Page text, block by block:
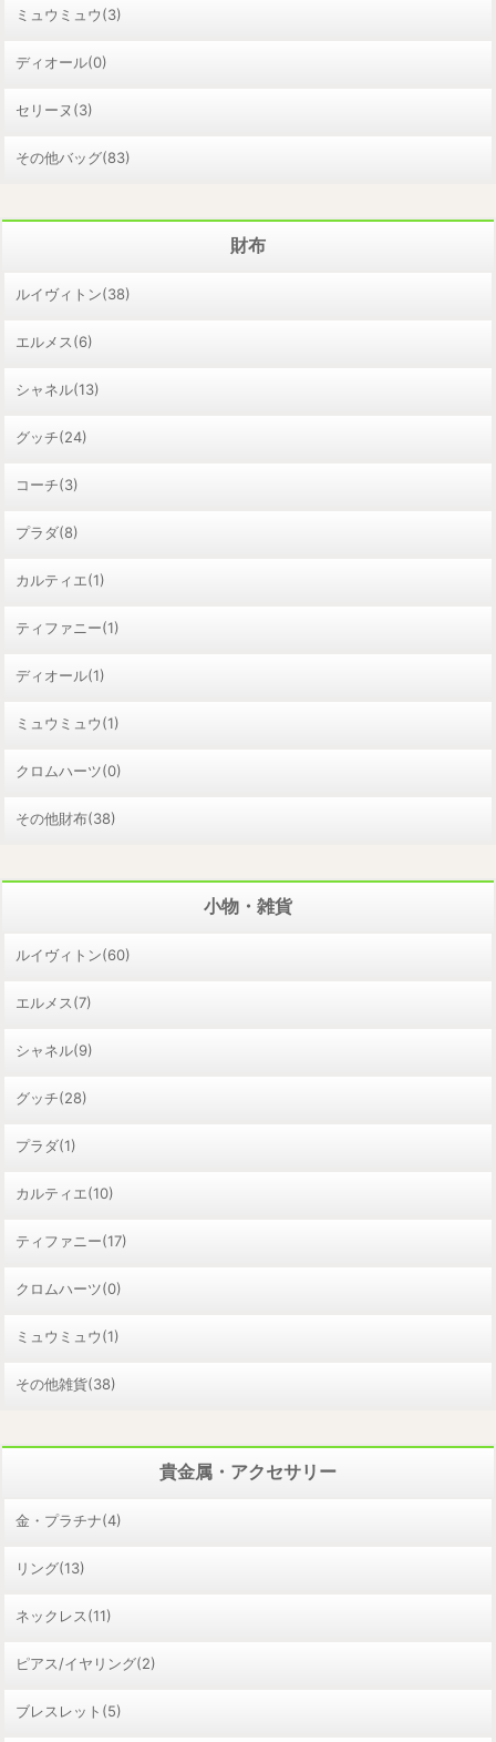
ミュウミュウ(3)
ディオール(0)
セリーヌ(3)
その他バッグ(83)
財布
ルイヴィトン(38)
エルメス(6)
シャネル(13)
グッチ(24)
コーチ(3)
プラダ(8)
カルティエ(1)
ティファニー(1)
ディオール(1)
ミュウミュウ(1)
クロムハーツ(0)
その他財布(38)
小物・雑貨
ルイヴィトン(60)
エルメス(7)
シャネル(9)
グッチ(28)
プラダ(1)
カルティエ(10)
ティファニー(17)
クロムハーツ(0)
ミュウミュウ(1)
その他雑貨(38)
貴金属・アクセサリー
金・プラチナ(4)
リング(13)
ネックレス(11)
ピアス/イヤリング(2)
ブレスレット(5)